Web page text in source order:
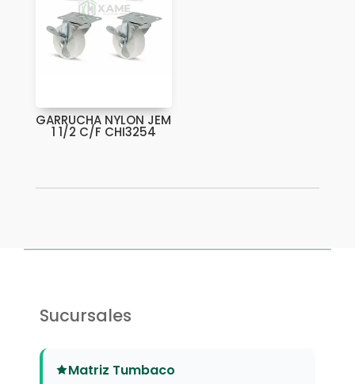
GARRUCHA NYLON JEM
1 1/2 C/F CHI3254
Sucursales
Matriz Tumbaco